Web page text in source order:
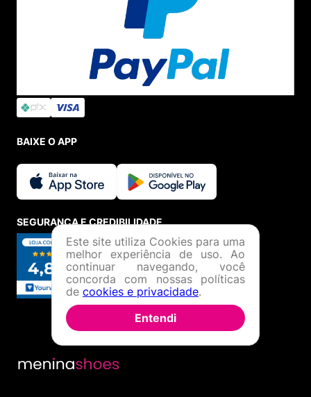
BAIXE O APP
SEGURANÇA E CREDIBILIDADE
Este site utiliza Cookies para uma
melhor experiência de uso. Ao
continuar navegando, você
concorda com nossas políticas
de cookies e privacidade.
Entendi